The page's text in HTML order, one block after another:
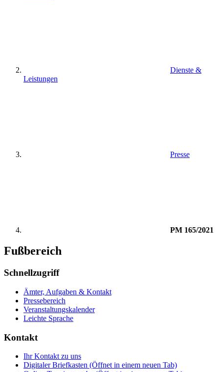
Dienste &
Leistungen
Presse
PM 165/2021
Fußbereich
Schnellzugriff
Ämter, Aufgaben & Kontakt
Pressebereich
Veranstaltungskalender
Leichte Sprache
Kontakt
Ihr Kontakt zu uns
Digitaler Briefkasten (Öffnet in einem neuen Tab)